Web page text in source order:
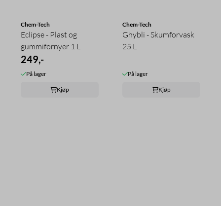
Chem-Tech
Eclipse - Plast og
gummifornyer 1 L
249,-
På lager
Kjøp
Chem-Tech
Ghybli - Skumforvask
25 L
På lager
Kjøp